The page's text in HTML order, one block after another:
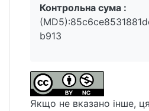
Контрольна сума :
b913
Якщо не вказано інше,